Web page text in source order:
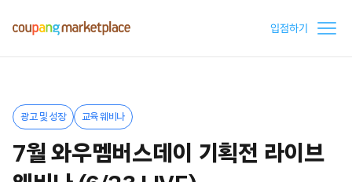
입점하기
광고 및 성장 교육 웨비나
7월 와우멤버스데이 기획전 라이브